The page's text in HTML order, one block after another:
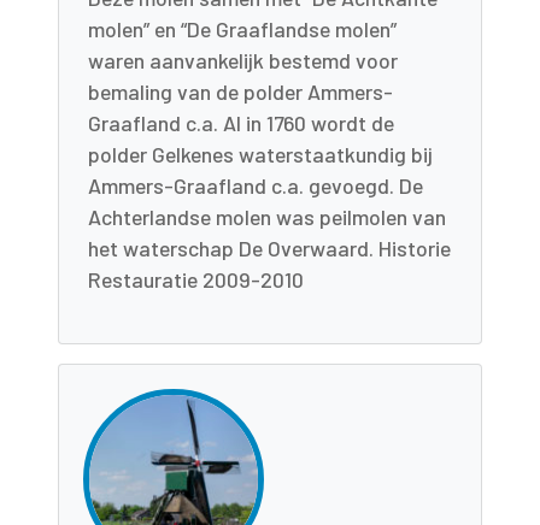
molen” en “De Graaflandse molen”
waren aanvankelijk bestemd voor
bemaling van de polder Ammers-
Graafland c.a. Al in 1760 wordt de
polder Gelkenes waterstaatkundig bij
Ammers-Graafland c.a. gevoegd. De
Achterlandse molen was peilmolen van
het waterschap De Overwaard. Historie
Restauratie 2009-2010